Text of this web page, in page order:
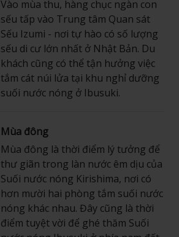
Vào mùa thu, hàng chục ngàn con
sếu tấp vào Trung tâm Quan sát
Sếu Izumi - nơi tự hào có số lượng
sếu di cư lớn nhất ở Nhật Bản. Du
khách cũng có thể tận hưởng việc
tắm cát núi lửa tại khu nghỉ dưỡng
suối nước nóng ở Ibusuki.
Mùa đông
Mùa đông là thời điểm lý tưởng để
thư giãn trong làn nước êm dịu của
Suối nước nóng Kirishima, nơi có
hơn mười hai phòng tắm suối nước
nóng khác nhau. Đây cũng là thời
điểm tuyệt vời để ghé thăm Suối